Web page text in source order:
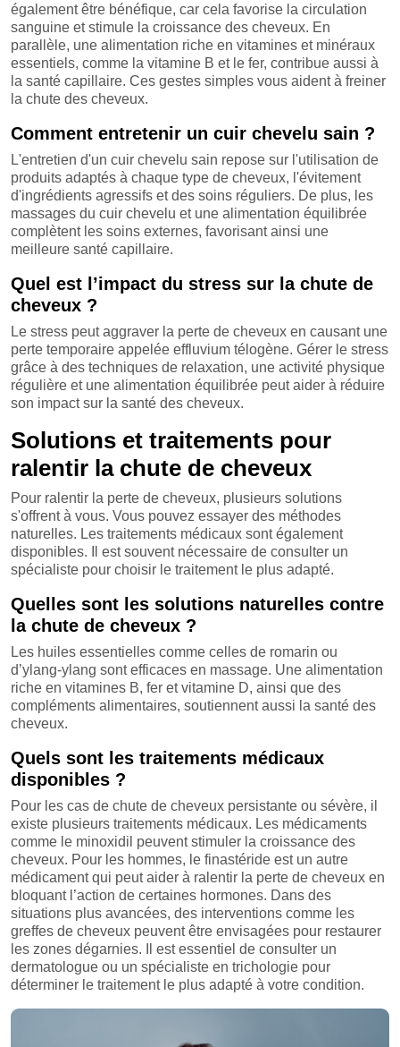
également être bénéfique, car cela favorise la circulation
sanguine et stimule la croissance des cheveux. En
parallèle, une alimentation riche en vitamines et minéraux
essentiels, comme la vitamine B et le fer, contribue aussi à
la santé capillaire. Ces gestes simples vous aident à freiner
la chute des cheveux.
Comment entretenir un cuir chevelu sain ?
L'entretien d'un cuir chevelu sain repose sur l'utilisation de
produits adaptés à chaque type de cheveux, l'évitement
d'ingrédients agressifs et des soins réguliers. De plus, les
massages du cuir chevelu et une alimentation équilibrée
complètent les soins externes, favorisant ainsi une
meilleure santé capillaire.
Quel est l’impact du stress sur la chute de
cheveux ?
Le stress peut aggraver la perte de cheveux en causant une
perte temporaire appelée effluvium télogène. Gérer le stress
grâce à des techniques de relaxation, une activité physique
régulière et une alimentation équilibrée peut aider à réduire
son impact sur la santé des cheveux.
Solutions et traitements pour
ralentir la chute de cheveux
Pour ralentir la perte de cheveux, plusieurs solutions
s'offrent à vous. Vous pouvez essayer des méthodes
naturelles. Les traitements médicaux sont également
disponibles. Il est souvent nécessaire de consulter un
spécialiste pour choisir le traitement le plus adapté.
Quelles sont les solutions naturelles contre
la chute de cheveux ?
Les huiles essentielles comme celles de romarin ou
d’ylang-ylang sont efficaces en massage. Une alimentation
riche en vitamines B, fer et vitamine D, ainsi que des
compléments alimentaires, soutiennent aussi la santé des
cheveux.
Quels sont les traitements médicaux
disponibles ?
Pour les cas de chute de cheveux persistante ou sévère, il
existe plusieurs traitements médicaux. Les médicaments
comme le minoxidil peuvent stimuler la croissance des
cheveux. Pour les hommes, le finastéride est un autre
médicament qui peut aider à ralentir la perte de cheveux en
bloquant l’action de certaines hormones. Dans des
situations plus avancées, des interventions comme les
greffes de cheveux peuvent être envisagées pour restaurer
les zones dégarnies. Il est essentiel de consulter un
dermatologue ou un spécialiste en trichologie pour
déterminer le traitement le plus adapté à votre condition.